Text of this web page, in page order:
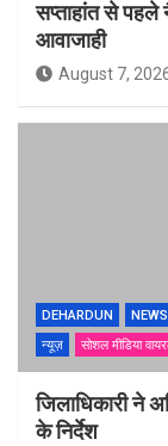
सप्ताहांत से पहले
आवाजाही
August 7,
DEHARDUN
न्यूज़
सोशल मीडिया
जिलाधिकारी ने
के निर्देश